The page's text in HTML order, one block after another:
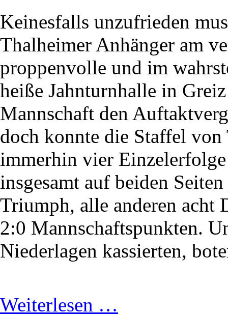
Keinesfalls unzufrieden
Thalheimer Anhänger am
proppenvolle und im
heiße Jahnturnhalle in
Mannschaft den
doch konnte die Staffel
immerhin vier
insgesamt auf beiden
Triumph, alle anderen acht
2:0 Mannschaftspunkten.
Niederlagen kassierten,
Weiterlesen …